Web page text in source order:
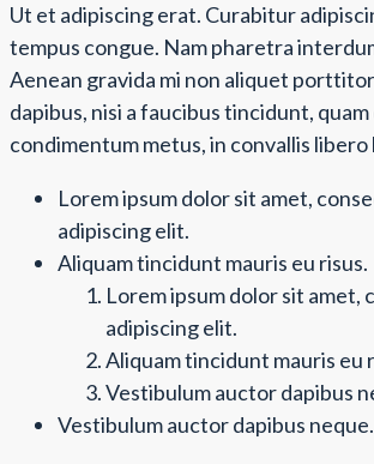
Ut et adipiscing erat. Curabitur
tempus congue. Nam pharetra
Aenean gravida mi non aliquet
dapibus, nisi a faucibus tincidunt,
condimentum metus, in convallis libero
Lorem ipsum dolor sit amet,
adipiscing elit.
Aliquam tincidunt mauris eu risus.
Lorem ipsum dolor sit amet,
adipiscing elit.
Aliquam tincidunt mauris eu
Vestibulum auctor dapibus
Vestibulum auctor dapibus neque.